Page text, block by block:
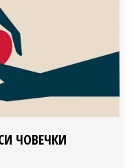
ЧОВЕЧКИ